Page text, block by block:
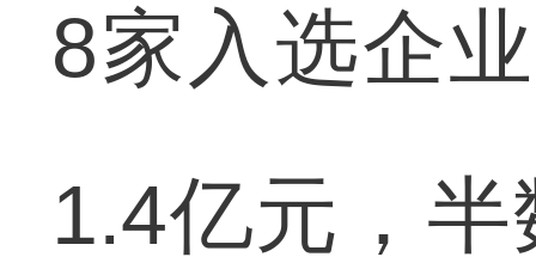
8家入选企
1.4亿元，